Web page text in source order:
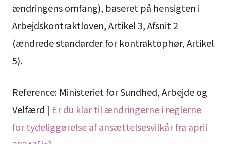
ændringens omfang), baseret på hensigten i
Arbejdskontraktloven, Artikel 3, Afsnit 2
(ændrede standarder for kontraktophør, Artikel
5).
Reference: Ministeriet for Sundhed, Arbejde og
Velfærd | Er du klar til ændringerne i reglerne
for tydeliggørelse af ansættelsesvilkår fra april